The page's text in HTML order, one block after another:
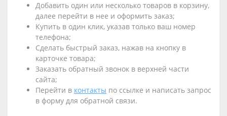
Добавить один или несколько товаров в корзину,
далее перейти в нее и оформить заказ;
Купить в один клик, указав только ваш номер
телефона;
Сделать быстрый заказ, нажав на кнопку в
карточке товара;
Заказать обратный звонок в верхней части
сайта;
Перейти в контакты по ссылке и написать запрос
в форму для обратной связи.